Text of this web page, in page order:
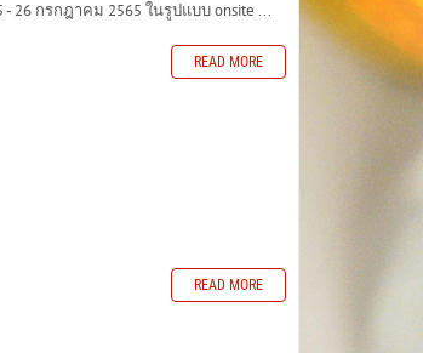
กรกฎาคม 2565 ในรูปแบบ onsite ...
READ MORE
READ MORE